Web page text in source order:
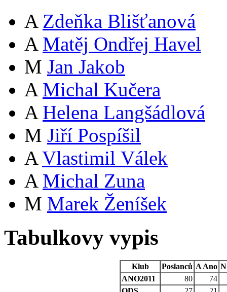
A Zdeňka Blišťanová
A Matěj Ondřej Havel
M Jan Jakob
A Michal Kučera
A Helena Langšádlová
M Jiří Pospíšil
A Vlastimil Válek
A Michal Zuna
M Marek Ženíšek
Tabulkovy vypis
Klub Poslanců A Ano N
ANO2011
80
74